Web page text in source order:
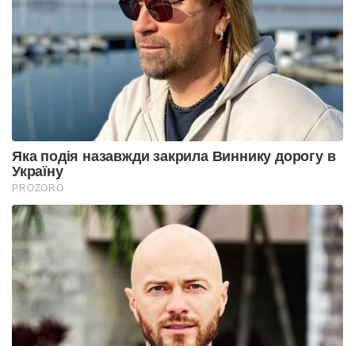
Яка подія назавжди закрила Виннику дорогу в
Україну
PROZORO